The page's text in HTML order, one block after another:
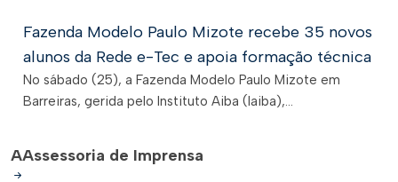
Fazenda Modelo Paulo Mizote recebe 35 novos
alunos da Rede e-Tec e apoia formação técnica
No sábado (25), a Fazenda Modelo Paulo Mizote em
Barreiras, gerida pelo Instituto Aiba (Iaiba),...
AAssessoria de Imprensa